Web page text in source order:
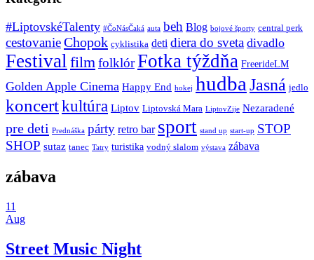
#LiptovskéTalenty #ČoNásČaká auta beh Blog bojové športy central perk
cestovanieChopok cyklistika deti diera do sveta divadlo
Festival filmfolklórFotka týždňa FreerideLM
Golden Apple Cinema Happy End hokej hudba Jasná jedlo
koncertkultúra Liptov Liptovská Mara LiptovZije Nezaradené
pre deti Prednáška párty retro bar sport stand up start-up STOP
SHOP sutaz tanec Tatry turistika vodný slalom výstava zábava
zábava
11
Aug
Street Music Night